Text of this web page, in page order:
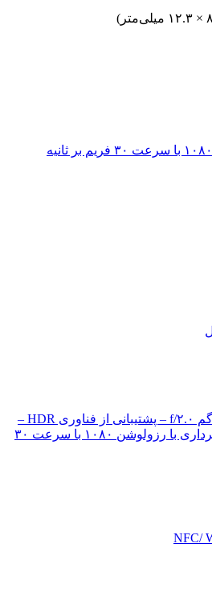
دریچه دیافراگم f/۲.۰ – پشتیبانی از فناوری HDR –
قابلیت فیلمبرداری با رزولوشن ۱۰۸۰ با سرعت ۳۰